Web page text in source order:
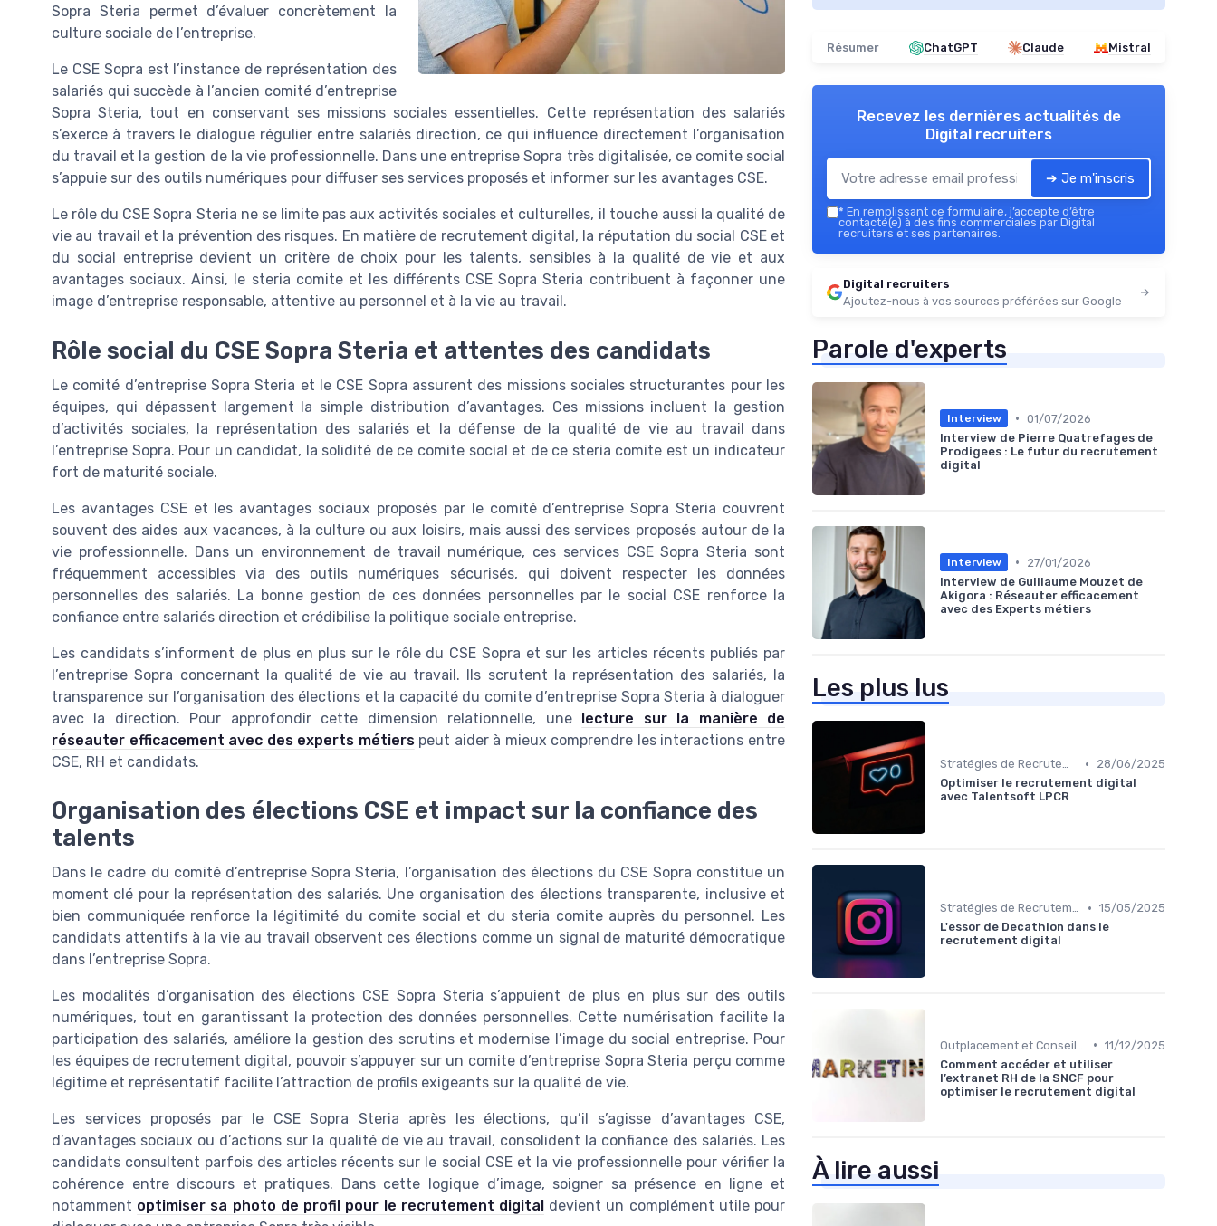
Sopra Steria permet d’évaluer concrètement la
culture sociale de l’entreprise.
Le CSE Sopra est l’instance de représentation des
salariés qui succède à l’ancien comité d’entreprise
Sopra Steria, tout en conservant ses missions sociales essentielles. Cette représentation des salariés
s’exerce à travers le dialogue régulier entre salariés direction, ce qui influence directement l’organisation
du travail et la gestion de la vie professionnelle. Dans une entreprise Sopra très digitalisée, ce comite social
s’appuie sur des outils numériques pour diffuser ses services proposés et informer sur les avantages CSE.
Le rôle du CSE Sopra Steria ne se limite pas aux activités sociales et culturelles, il touche aussi la qualité de
vie au travail et la prévention des risques. En matière de recrutement digital, la réputation du social CSE et
du social entreprise devient un critère de choix pour les talents, sensibles à la qualité de vie et aux
avantages sociaux. Ainsi, le steria comite et les différents CSE Sopra Steria contribuent à façonner une
image d’entreprise responsable, attentive au personnel et à la vie au travail.
Rôle social du CSE Sopra Steria et attentes des candidats
Le comité d’entreprise Sopra Steria et le CSE Sopra assurent des missions sociales structurantes pour les
équipes, qui dépassent largement la simple distribution d’avantages. Ces missions incluent la gestion
d’activités sociales, la représentation des salariés et la défense de la qualité de vie au travail dans
l’entreprise Sopra. Pour un candidat, la solidité de ce comite social et de ce steria comite est un indicateur
fort de maturité sociale.
Les avantages CSE et les avantages sociaux proposés par le comité d’entreprise Sopra Steria couvrent
souvent des aides aux vacances, à la culture ou aux loisirs, mais aussi des services proposés autour de la
vie professionnelle. Dans un environnement de travail numérique, ces services CSE Sopra Steria sont
fréquemment accessibles via des outils numériques sécurisés, qui doivent respecter les données
personnelles des salariés. La bonne gestion de ces données personnelles par le social CSE renforce la
confiance entre salariés direction et crédibilise la politique sociale entreprise.
Les candidats s’informent de plus en plus sur le rôle du CSE Sopra et sur les articles récents publiés par
l’entreprise Sopra concernant la qualité de vie au travail. Ils scrutent la représentation des salariés, la
transparence sur l’organisation des élections et la capacité du comite d’entreprise Sopra Steria à dialoguer
avec la direction. Pour approfondir cette dimension relationnelle, une lecture sur la manière de
réseauter efficacement avec des experts métierspeut aider à mieux comprendre les interactions entre
CSE, RH et candidats.
Organisation des élections CSE et impact sur la confiance des
talents
Dans le cadre du comité d’entreprise Sopra Steria, l’organisation des élections du CSE Sopra constitue un
moment clé pour la représentation des salariés. Une organisation des élections transparente, inclusive et
bien communiquée renforce la légitimité du comite social et du steria comite auprès du personnel. Les
candidats attentifs à la vie au travail observent ces élections comme un signal de maturité démocratique
dans l’entreprise Sopra.
Les modalités d’organisation des élections CSE Sopra Steria s’appuient de plus en plus sur des outils
numériques, tout en garantissant la protection des données personnelles. Cette numérisation facilite la
participation des salariés, améliore la gestion des scrutins et modernise l’image du social entreprise. Pour
les équipes de recrutement digital, pouvoir s’appuyer sur un comite d’entreprise Sopra Steria perçu comme
légitime et représentatif facilite l’attraction de profils exigeants sur la qualité de vie.
Les services proposés par le CSE Sopra Steria après les élections, qu’il s’agisse d’avantages CSE,
d’avantages sociaux ou d’actions sur la qualité de vie au travail, consolident la confiance des salariés. Les
candidats consultent parfois des articles récents sur le social CSE et la vie professionnelle pour vérifier la
cohérence entre discours et pratiques. Dans cette logique d’image, soigner sa présence en ligne et
notamment optimiser sa photo de profil pour le recrutement digitaldevient un complément utile pour
Résumer ChatGPT Claude Mistral
Recevez les dernières actualités de
Digital recruiters
➔ Je m'inscris
* En remplissant ce formulaire, j’accepte d’être
contacté(e) à des fins commerciales par Digital
recruiters et ses partenaires.
Digital recruiters
Ajoutez-nous à vos sources préférées sur Google
Parole d'experts
Interview • 01/07/2026
Interview de Pierre Quatrefages de
Prodigees : Le futur du recrutement
digital
Interview •
27/01/2026
Interview de Guillaume Mouzet de
Akigora : Réseauter efficacement
avec des Experts métiers
Les plus lus
Stratégies de Recrutement Digital •
28/06/2025
Optimiser le recrutement digital
avec Talentsoft LPCR
Stratégies de Recrutement Digital • 15/05/2025
L'essor de Decathlon dans le
recrutement digital
• 11/12/2025
Comment accéder et utiliser
l’extranet RH de la SNCF pour
optimiser le recrutement digital
À lire aussi